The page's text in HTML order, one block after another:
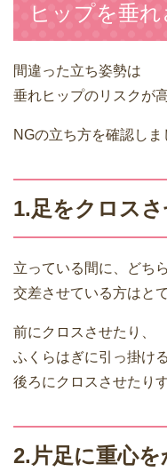
ヒップを垂
間違った立ち姿勢は
垂れヒップのリスクが
NGの立ち方を確認しま
1.足をクロス
立っている間に、どち
交差させている方はと
前にクロスさせたり、
ふくらはぎに引っ掛け
後ろにクロスさせたり
2.片足に重心を